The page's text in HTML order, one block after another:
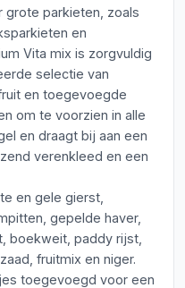
grote parkieten, zoals
en
Vita mix is zorgvuldig
selectie van
en toegevoegde
om te voorzien in alle
en draagt bij aan een
verenkleed en een
en gele gierst,
gepelde haver,
boekweit, paddy rijst,
fruitmix en niger.
toegevoegd voor een